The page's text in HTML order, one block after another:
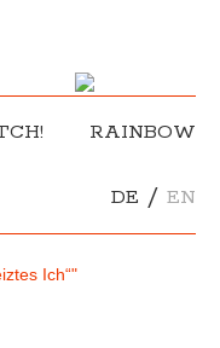
RAINBOW
DE / EN
Ich“"